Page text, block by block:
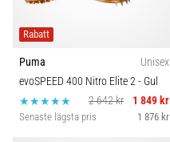
Rabatt
Puma
Unisex
evoSPEED 400 Nitro Elite 2- Gul
2 642 kr
1 849 kr
Senaste lägsta pris 1 876 kr